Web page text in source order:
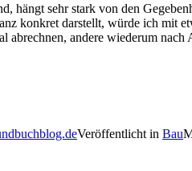
hängt sehr stark von den
konkret darstellt, würde ich mit
abrechnen, andere wiederum
Veröffentlicht in Bau